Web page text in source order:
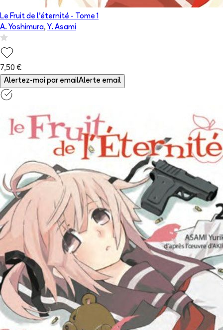
Le Fruit de l'éternité - Tome 1
A. Yoshimura, Y. Asami
7,50 €
Alertez-moi par emailAlerte email